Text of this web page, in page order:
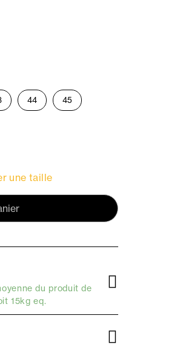
44 45
une taille
du produit de
15kg eq.